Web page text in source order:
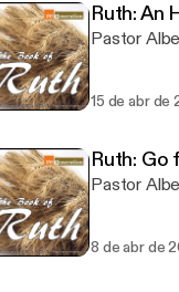
Ruth: An
Pastor
15 de abr de
Ruth: Go
Pastor
8 de abr de